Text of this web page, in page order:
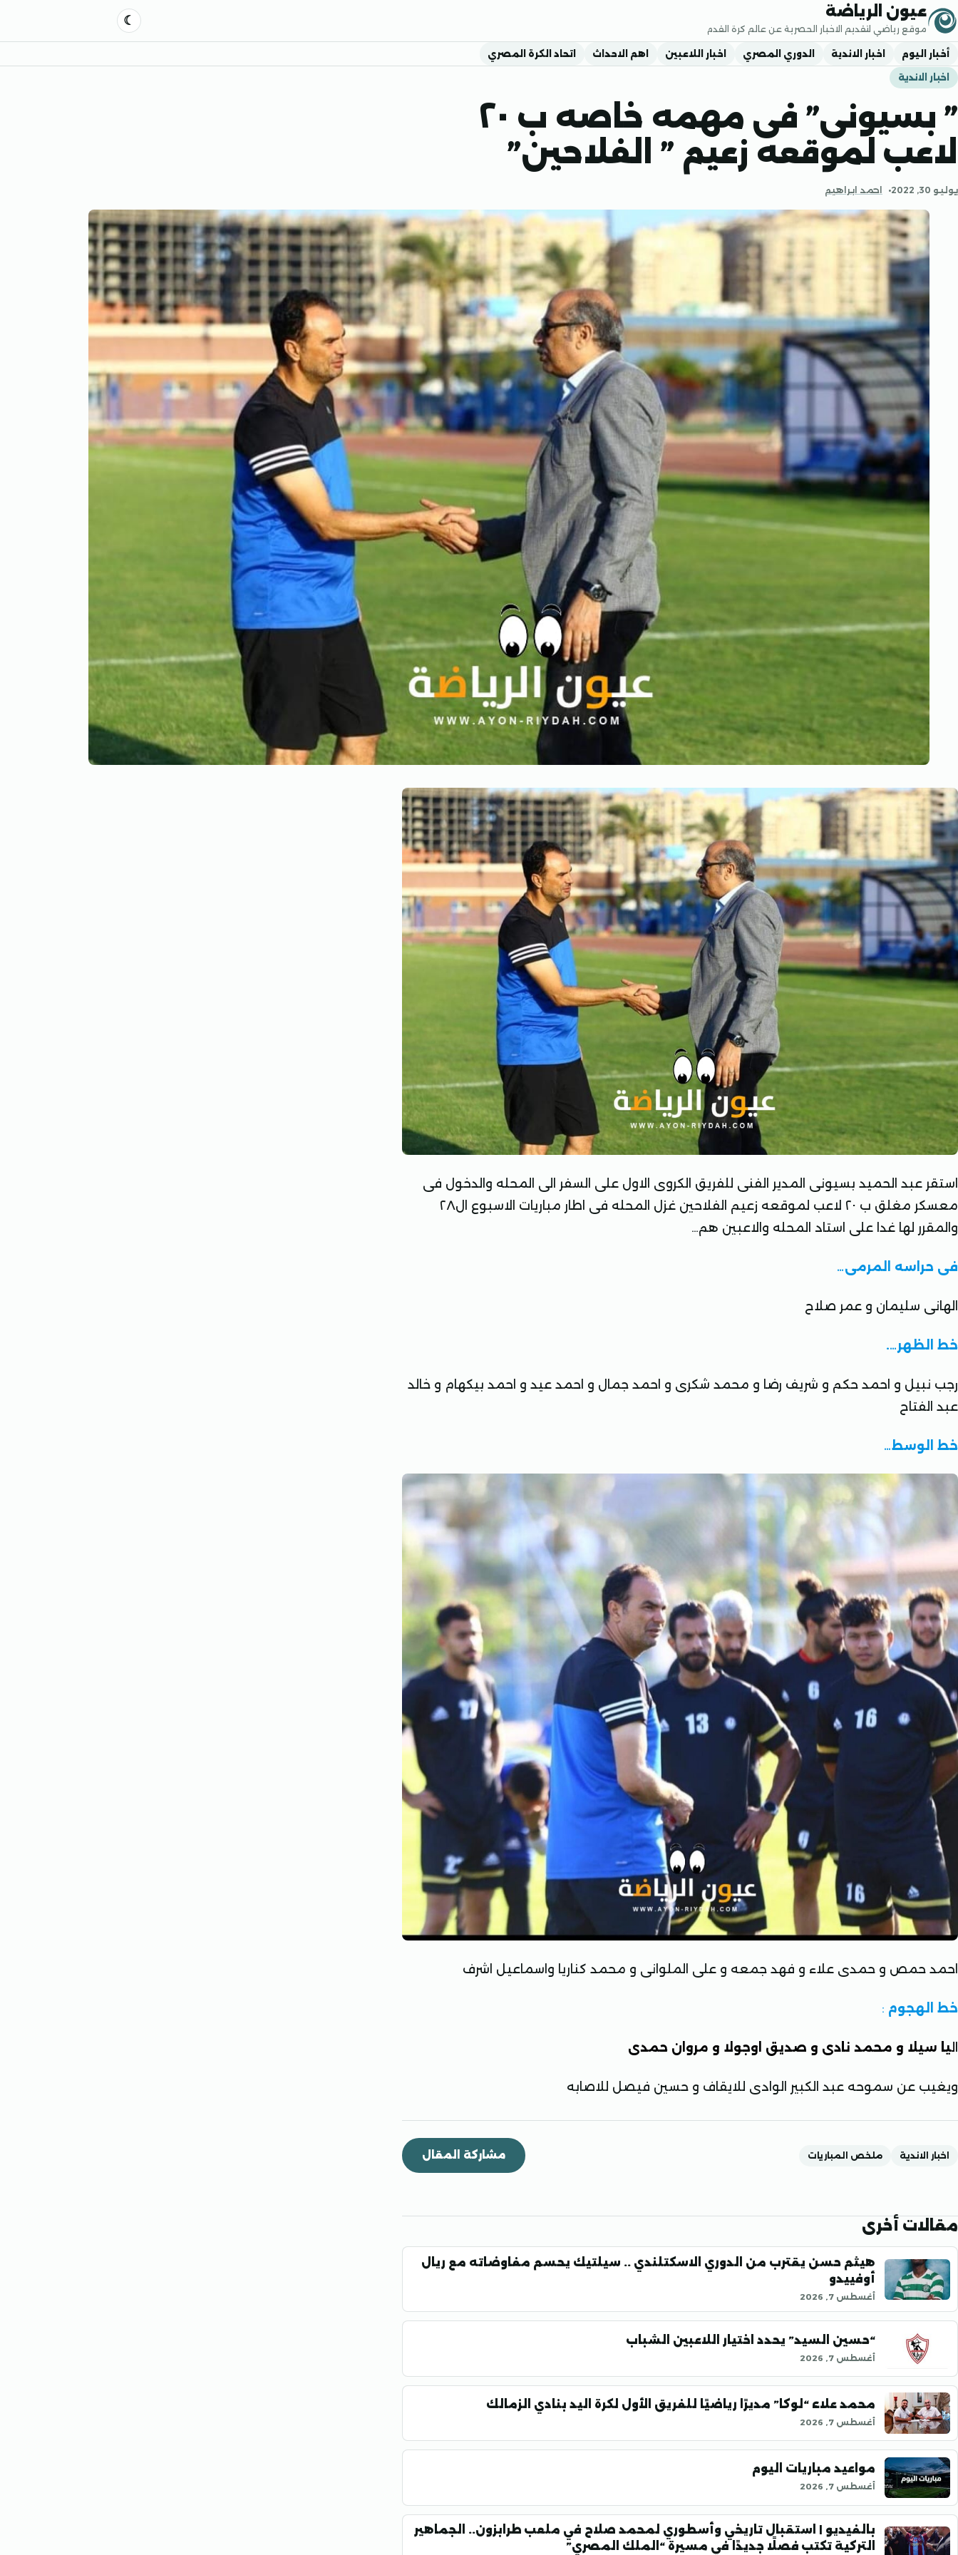
تجاوز إلى المحتوى
عيون الرياضة
موقع رياضي لتقديم الاخبار الحصرية عن عالم كرة القدم
أخبار اليوم اخبار الاندية الدوري المصري اخبار اللاعبين اهم الاحداث اتحاد الكرة المصري
اخبار الاندية
” بسيونى” فى مهمه خاصه ب ٢٠
لاعب لموقعه زعيم ” الفلاحين”
يوليو 30, 2022 احمد ابراهيم
استقر عبد الحميد بسيونى المدير الفنى للفريق الكروى الاول على السفر الى المحله والدخول فى
معسكر مغلق ب ٢٠ لاعب لموقعه زعيم الفلاحين غزل المحله فى اطار مباريات الاسبوع ال٢٨
والمقرر لها غدا على استاد المحله والاعبين هم…
فى حراسه المرمى…
الهانى سليمان و عمر صلاح
خط الظهر….
رجب نبيل و احمد حكم و شريف رضا و محمد شكرى و احمد جمال و احمد عيد و احمد بيكهام و خالد
عبد الفتاح
خط الوسط…
احمد حمص و حمدى علاء و فهد جمعه و على الملوانى و محمد كناريا واسماعيل اشرف
خط الهجوم :
اليا سيلا و محمد نادى و صديق اوجولا و مروان حمدى
ويغيب عن سموحه عبد الكبير الوادى للايقاف و حسين فيصل للاصابه
اخبار الاندية ملخص المباريات مشاركة المقال
مقالات أخرى
هيثم حسن يقترب من الدوري الاسكتلندي .. سيلتيك يحسم مفاوضاته مع ريال
أوفييدو
أغسطس 7, 2026
“حسين السيد” يحدد اختيار اللاعبين الشباب
أغسطس 7, 2026
محمد علاء “لوكا” مديرًا رياضيًا للفريق الأول لكرة اليد بنادي الزمالك
أغسطس 7, 2026
مواعيد مباريات اليوم
أغسطس 7, 2026
بالفيديو | استقبال تاريخي وأسطوري لمحمد صلاح في ملعب طرابزون.. الجماهير
التركية تكتب فصلًا جديدًا في مسيرة “الملك المصري”